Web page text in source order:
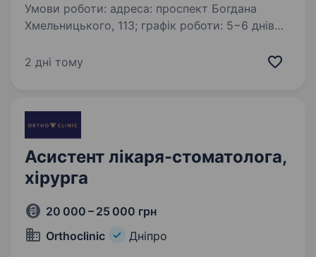
Умови роботи: адреса: проспект Богдана
Хмельницького, 113; графік роботи: 5−6 днів
медичної освіти буде перевагою;
2 дні тому
Асистент лікаря-стоматолога,
хірурга
20 000 – 25 000 грн
Orthoclinic
Дніпро